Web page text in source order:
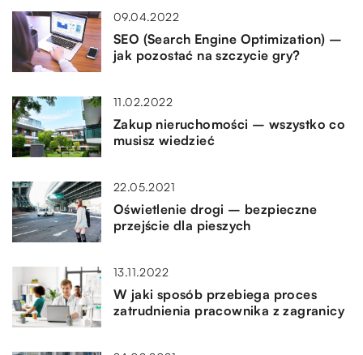
09.04.2022
SEO (Search Engine Optimization) –
jak pozostać na szczycie gry?
11.02.2022
Zakup nieruchomości – wszystko co
musisz wiedzieć
22.05.2021
Oświetlenie drogi – bezpieczne
przejście dla pieszych
13.11.2022
W jaki sposób przebiega proces
zatrudnienia pracownika z zagranicy